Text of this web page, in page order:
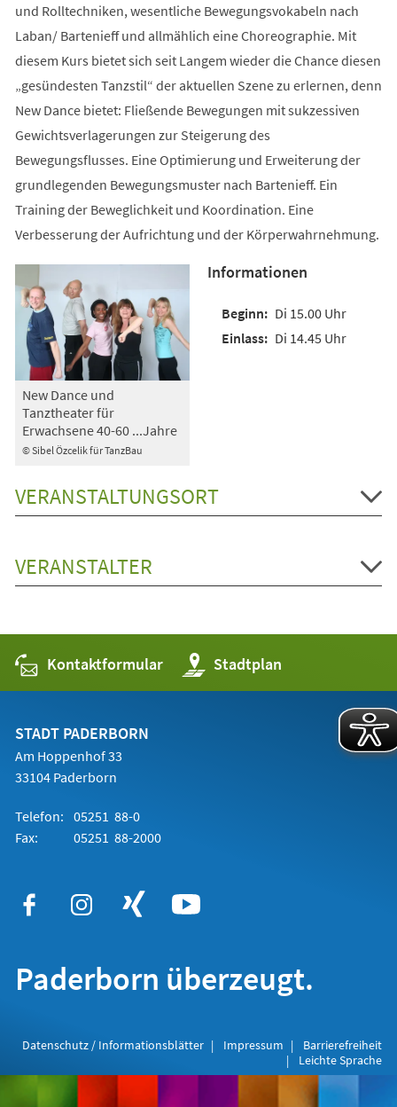
und Rolltechniken, wesentliche Bewegungsvokabeln nach
Laban/ Bartenieff und allmählich eine Choreographie. Mit
diesem Kurs bietet sich seit Langem wieder die Chance diesen
„gesündesten Tanzstil“ der aktuellen Szene zu erlernen, denn
New Dance bietet: Fließende Bewegungen mit sukzessiven
Gewichtsverlagerungen zur Steigerung des
Bewegungsflusses. Eine Optimierung und Erweiterung der
grundlegenden Bewegungsmuster nach Bartenieff. Ein
Training der Beweglichkeit und Koordination. Eine
Verbesserung der Aufrichtung und der Körperwahrnehmung.
© Sibel Özcelik für TanzBau
New Dance und
Tanztheater für
Erwachsene 40-60 ...Jahre
Informationen
Di 15.00 Uhr
Di 14.45 Uhr
VERANSTALTUNGSORT
VERANSTALTER
Kontaktformular Stadtplan
(Öffnet
in
einem
STADT PADERBORN
Am Hoppenhof 33
33104 Paderborn
Telefon: 05251 88-0
Fax:
05251 88-2000
Paderborn überzeugt.
Datenschutz / Informationsblätter Impressum
Barrierefreiheit
Leichte Sprache